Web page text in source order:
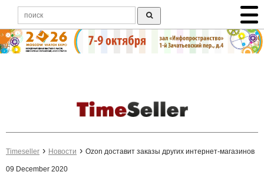
Timeseller Новости Ozon доставит заказы других интернет-магазинов
09 December 2020